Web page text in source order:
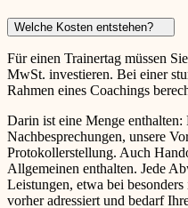
Welche Kosten entstehen?
Für einen Trainertag müssen
MwSt. investieren. Bei einer
Rahmen eines Coachings
Darin ist eine Menge enthalten:
Nachbesprechungen, unsere
Protokollerstellung. Auch
Allgemeinen enthalten. Jede
Leistungen, etwa bei
vorher adressiert und bedarf